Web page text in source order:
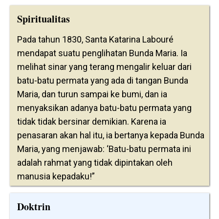
Spiritualitas
Pada tahun 1830, Santa Katarina Labouré
mendapat suatu penglihatan Bunda Maria. Ia
melihat sinar yang terang mengalir keluar dari
batu-batu permata yang ada di tangan Bunda
Maria, dan turun sampai ke bumi, dan ia
menyaksikan adanya batu-batu permata yang
tidak tidak bersinar demikian. Karena ia
penasaran akan hal itu, ia bertanya kepada Bunda
Maria, yang menjawab: ‘Batu-batu permata ini
adalah rahmat yang tidak dipintakan oleh
manusia kepadaku!”
Doktrin